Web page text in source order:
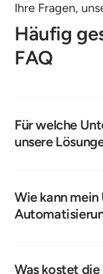
Ihre Fragen,
Häufig
FAQ
Für welche
unsere
aus verschiedenen
optimieren und ihr
Wie kann
und steigern Ihre
Was kostet